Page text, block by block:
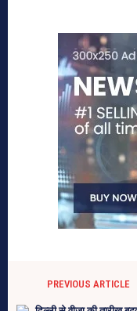
PREVIOUS ARTICLE